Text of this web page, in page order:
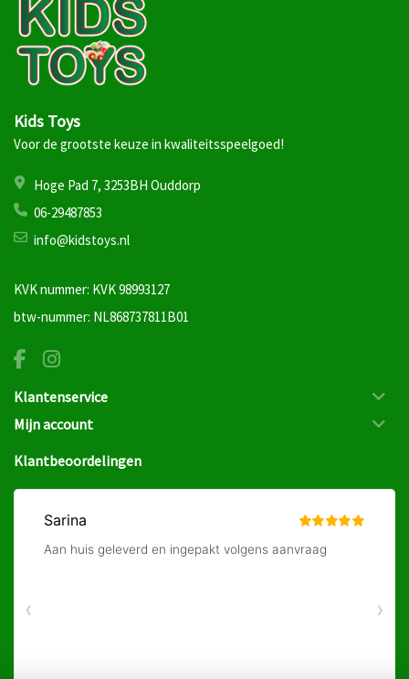
Kids Toys
Voor de grootste keuze in kwaliteitsspeelgoed!
Hoge Pad 7, 3253BH Ouddorp
06-29487853
info@kidstoys.nl
KVK nummer: KVK 98993127
btw-nummer: NL868737811B01
Klantenservice
Mijn account
Klantbeoordelingen